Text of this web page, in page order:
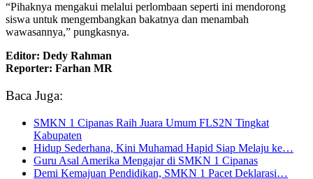
“Pihaknya mengakui melalui perlombaan seperti ini mendorong
siswa untuk mengembangkan bakatnya dan menambah
wawasannya,” pungkasnya.
Editor: Dedy Rahman
Reporter: Farhan MR
Baca Juga:
SMKN 1 Cipanas Raih Juara Umum FLS2N Tingkat
Kabupaten
Hidup Sederhana, Kini Muhamad Hapid Siap Melaju ke…
Guru Asal Amerika Mengajar di SMKN 1 Cipanas
Demi Kemajuan Pendidikan, SMKN 1 Pacet Deklarasi…